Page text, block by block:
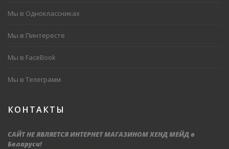
Мы в Одноклассниках
Мы в Пинтересте
Мы в FaceBook
Мы в Телеграмм
КОНТАКТЫ
САЙТ НЕ ЯВЛЯЕТСЯ ИНТЕРНЕТ МАГАЗИНОМ ХЕНД МЕЙД в
Беларуси!